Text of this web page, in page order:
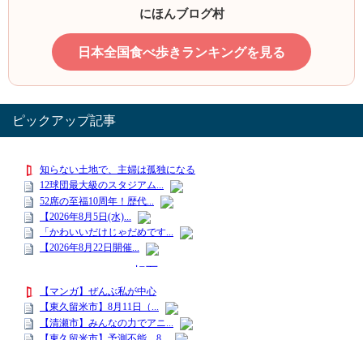
にほんブログ村
日本全国食べ歩きランキングを見る
ピックアップ記事